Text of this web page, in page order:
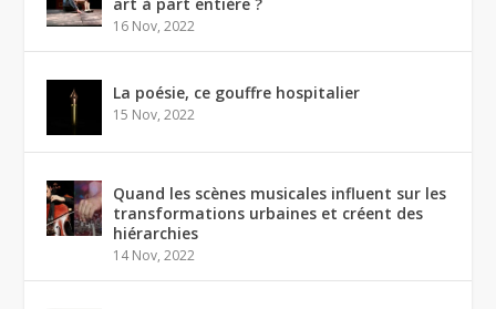
16 Nov, 2022
La poésie, ce gouffre hospitalier
15 Nov, 2022
Quand les scènes musicales influent sur les
transformations urbaines et créent des
hiérarchies
14 Nov, 2022